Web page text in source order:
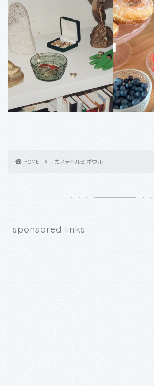
HOME カステヘルミ ボウル
sponsored links